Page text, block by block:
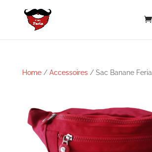
Home/ Accessoires/ Sac Banane Feria